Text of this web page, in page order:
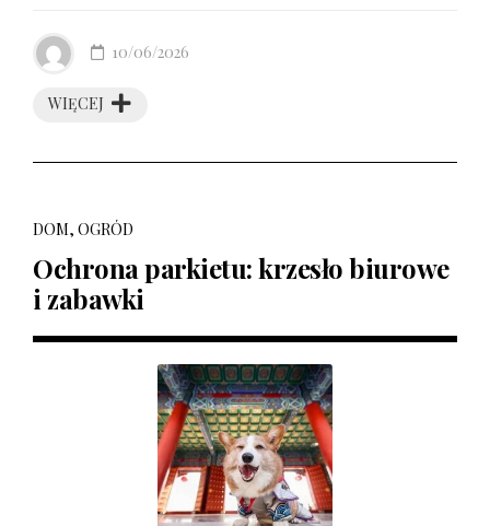
WIĘCEJ
10/06/2026
DOM, OGRÓD
Ochrona parkietu: krzesło biurowe
i zabawki